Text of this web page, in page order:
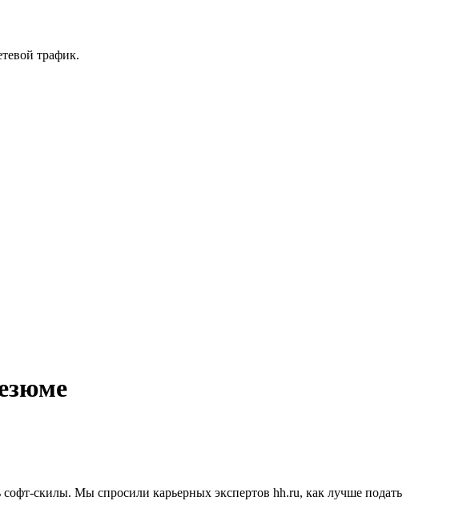
трафик.
скилы. Мы спросили карьерных экспертов hh.ru, как лучше подать